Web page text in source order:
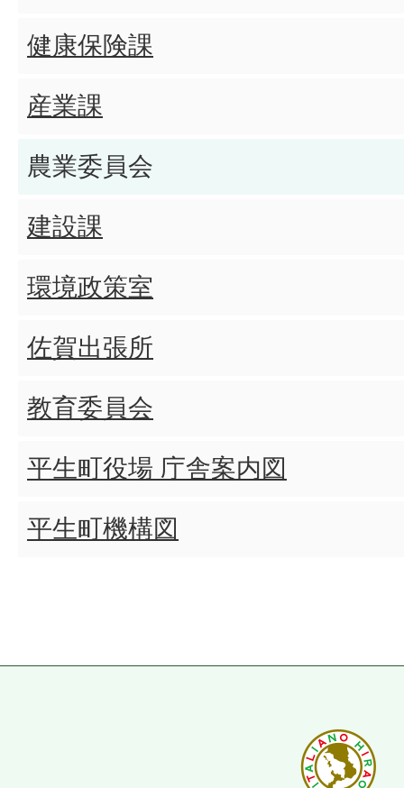
健康保険課
産業課
農業委員会
建設課
環境政策室
佐賀出張所
教育委員会
平生町役場 庁舎案内図
平生町機構図